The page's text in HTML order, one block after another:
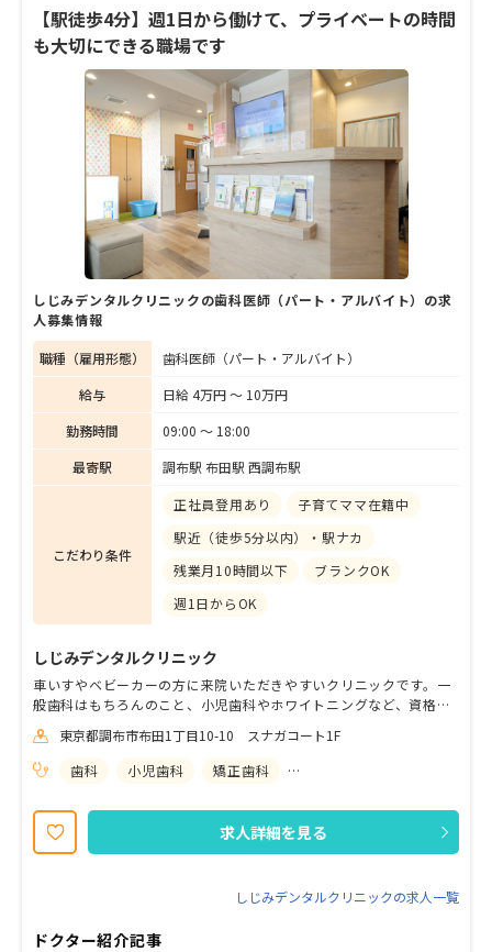
という。診療では、患者の話に丁寧に耳を傾
け、わかりやすい言葉で「なぜ通院が必要な
のか」をしっかり説明。補綴を専門とする
妻・氷見幸美副院長をはじめ、各分野をそれ
ぞれ専門とする歯科医師たちとともに、幅広
くかつ専門性の高い歯科治療の提供をめざ
す。「見える・わかる・知れる治療」をモッ
トーとする一馬院長に、診療へのこだわりや
クリニック名に込めた想い、今後の展望など
について詳しく聞いた。
【駅徒歩4分】週1日から働けて、プライベートの時間
も大切にできる職場です
しじみデンタルクリニックの歯科医師（パート・アルバイト）の求
人募集情報
職種（雇用形態）
歯科医師（パート・アルバイト）
給与
日給 4万円 〜 10万円
勤務時間
09:00 〜 18:00
最寄駅
調布駅 布田駅 西調布駅
こだわり条件
正社員登用あり
子育てママ在籍中
駅近（徒歩5分以内）・駅ナカ
残業月10時間以下
ブランクOK
週1日からOK
しじみデンタルクリニック
車いすやベビーカーの方に来院いただきやすいクリニックです。一
般歯科はもちろんのこと、小児歯科やホワイトニングなど、資格を
様々な環境でスキルアップを目指していただけます。お子様から障
がい者、ご高齢の患者様まで、思いやりをもってご対応いただける
方、 お待ちしています。
東京都調布市布田1丁目10-10 スナガコート1F
歯科
小児歯科 矯正歯科
求人詳細を見る
しじみデンタルクリニックの求人一覧
ドクター紹介記事